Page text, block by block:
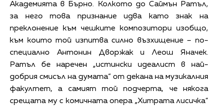
Академията в Бърно. Колкото до Саймън Ратъл,
за него това признание идва като знак на
преклонение към чешките композитори изобщо,
към които той изпитва силно възхищение – по-
специално Антонин Дворжак и Леош Яначек.
Ратъл бе наречен „истински идеалист в най-
добрия смисъл на думата“ от декана на музикалния
факултет, а самият той подчерта, че някога
срещата му с комичната опера „Хитрата лисичка“